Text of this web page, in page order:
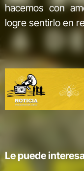
hacemos con
logre sentirlo en
Le puede